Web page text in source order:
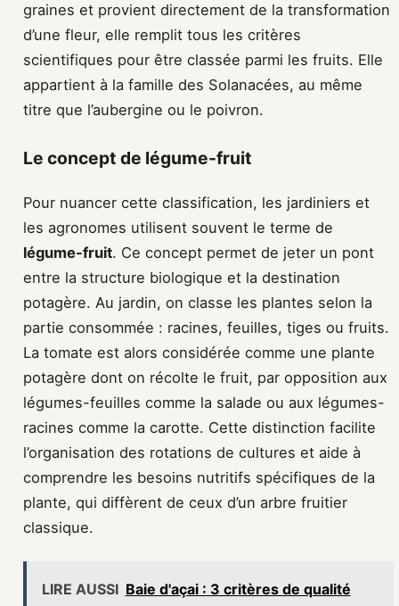
graines et provient directement de la transformation
d’une fleur, elle remplit tous les critères
scientifiques pour être classée parmi les fruits. Elle
appartient à la famille des Solanacées, au même
titre que l’aubergine ou le poivron.
Le concept de légume-fruit
Pour nuancer cette classification, les jardiniers et
les agronomes utilisent souvent le terme de
légume-fruit. Ce concept permet de jeter un pont
entre la structure biologique et la destination
potagère. Au jardin, on classe les plantes selon la
partie consommée : racines, feuilles, tiges ou fruits.
La tomate est alors considérée comme une plante
potagère dont on récolte le fruit, par opposition aux
légumes-feuilles comme la salade ou aux légumes-
racines comme la carotte. Cette distinction facilite
l’organisation des rotations de cultures et aide à
comprendre les besoins nutritifs spécifiques de la
plante, qui diffèrent de ceux d’un arbre fruitier
classique.
LIRE AUSSI Baie d'açai : 3 critères de qualité